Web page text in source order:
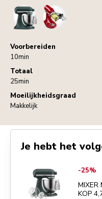
StandMixerSpiralizer
Voorbereiden
10min
Totaal
25min
Moeilijkheidsgraad
Makkelijk
Je hebt het
Go toMIXER MET -25%
MIXER
KOP